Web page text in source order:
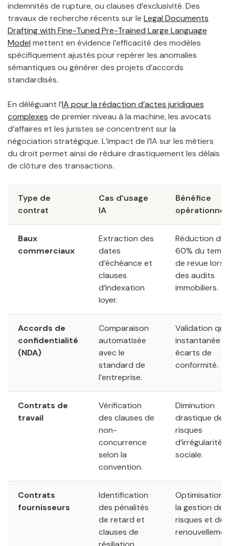
indemnités de rupture, ou clauses d’exclusivité. Des
travaux de recherche récents sur le Legal Documents
Drafting with Fine-Tuned Pre-Trained Large Language
Model mettent en évidence l’efficacité des modèles
spécifiquement ajustés pour repérer les anomalies
sémantiques ou générer des projets d’accords
standardisés.
En déléguant l’IA pour la rédaction d’actes juridiques
complexes de premier niveau à la machine, les avocats
d’affaires et les juristes se concentrent sur la
négociation stratégique. L’impact de l’IA sur les métiers
du droit permet ainsi de réduire drastiquement les délais
de clôture des transactions.
Type de
contrat
Cas d’usage
IA
Bénéfice
opérationnel
Baux
commerciaux
Extraction des
dates
d’échéance et
clauses
d’indexation
loyer.
Réduction de
60% du
de revue lors
des audits
immobiliers.
Accords de
confidentialité
(NDA)
Comparaison
automatisée
avec le
standard de
l’entreprise.
Validation
instantanée
écarts de
conformité.
Contrats de
travail
Vérification
des clauses de
non-
concurrence
selon la
convention.
Diminution
drastique des
risques
d’irrégularité
sociale.
Contrats
fournisseurs
Identification
des pénalités
de retard et
clauses de
Optimisation
la gestion des
risques et des